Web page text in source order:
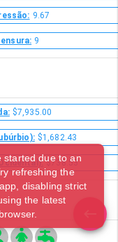
9.67
9
$7,935.00
$1,682.43
$738.53
started due to an
refreshing the
disabling strict
the latest